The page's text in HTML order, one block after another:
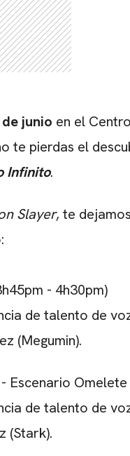
junio en el
te pierdas el
Infinito.
Slayer, te
- 4h30pm)
de talento de
(Megumin).
- Escenario
de talento de
(Stark).
CARREGANDO